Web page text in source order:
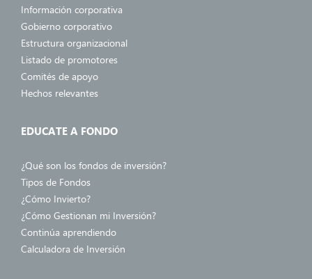
Información corporativa
Gobierno corporativo
Estructura organizacional
Listado de promotores
Comités de apoyo
Hechos relevantes
EDUCATE A FONDO
¿Qué son los fondos de inversión?
Tipos de Fondos
¿Cómo Invierto?
¿Cómo Gestionan mi Inversión?
Continúa aprendiendo
Calculadora de Inversión